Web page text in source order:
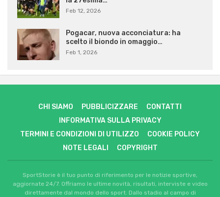
Feb 12, 2026
Pogacar, nuova acconciatura: ha
scelto il biondo in omaggio…
Feb 1, 2026
CHI SIAMO PUBBLICIZZARE
CONTATTI
INFORMATIVA SULLA PRIVACY
TERMINI E CONDIZIONI DI UTILIZZO
COOKIE POLICY
NOTE LEGALI
COPYRIGHT
SportStorie è il tuo punto di riferimento per le notizie sportive,
aggiornate 24/7. Offriamo le ultime novità, risultati, interviste e video
direttamente dal mondo dello sport. Dallo stadio al campo di